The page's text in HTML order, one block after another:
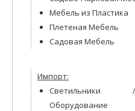
Мебель из Пластика
Плетеная Мебель
Садовая Мебель
Импорт:
Светильники
Оборудование